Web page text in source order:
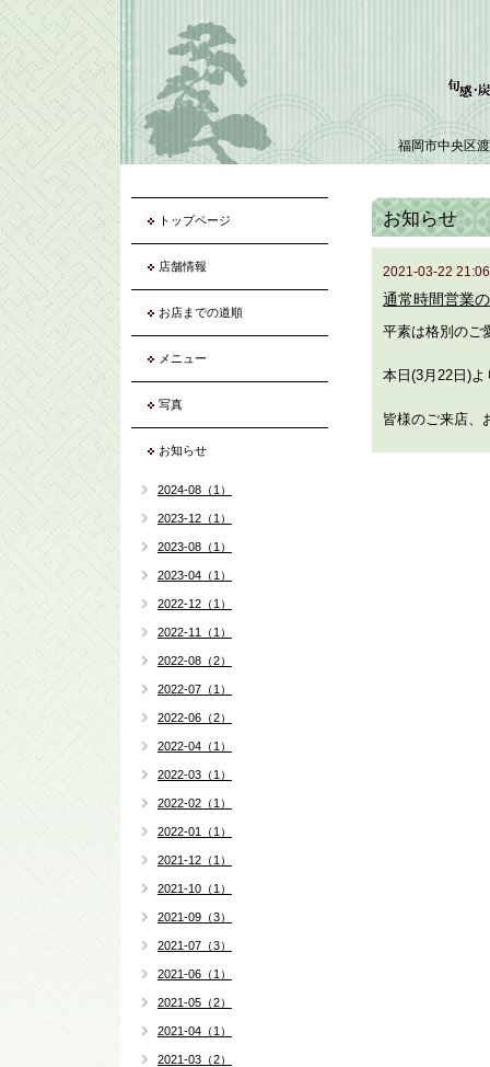
福岡市中央区
お知らせ
2021-03-22
通常時間営業
平素は格別のご
本日(3月22日)
皆様のご来店、
トップページ
店舗情報
お店までの道順
メニュー
写真
お知らせ
2024-08（1）
2023-12（1）
2023-08（1）
2023-04（1）
2022-12（1）
2022-11（1）
2022-08（2）
2022-07（1）
2022-06（2）
2022-04（1）
2022-03（1）
2022-02（1）
2022-01（1）
2021-12（1）
2021-10（1）
2021-09（3）
2021-07（3）
2021-06（1）
2021-05（2）
2021-04（1）
2021-03（2）